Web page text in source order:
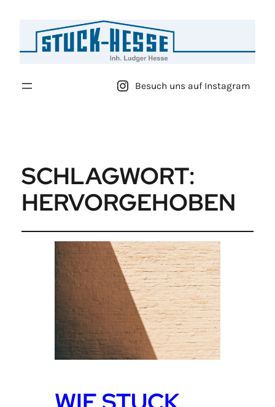
Besuch uns auf Instagram
SCHLAGWORT:
HERVORGEHOBEN